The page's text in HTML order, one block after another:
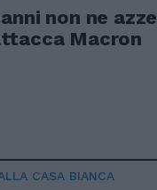
non ne
Macron
CASA BIANCA